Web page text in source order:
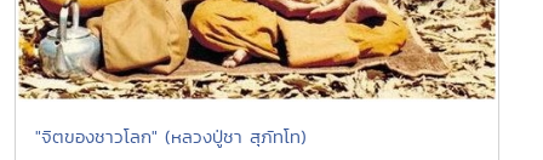
"จิตของชาวโลก" (หลวงปู่ชา สุภัทโท)